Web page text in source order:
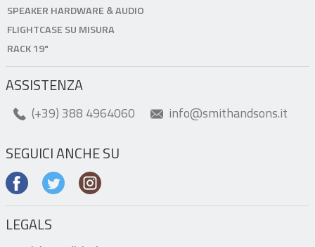
SPEAKER HARDWARE & AUDIO
FLIGHTCASE SU MISURA
RACK 19"
ASSISTENZA
(+39) 388 4964060 info@smithandsons.it
SEGUICI ANCHE SU
LEGALS